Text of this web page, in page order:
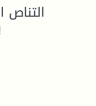
التناص